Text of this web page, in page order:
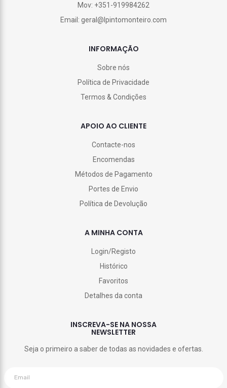
Mov: +351-919984262
Email: geral@lpintomonteiro.com
INFORMAÇÃO
Sobre nós
Política de Privacidade
Termos & Condições
APOIO AO CLIENTE
Contacte-nos
Encomendas
Métodos de Pagamento
Portes de Envio
Política de Devolução
A MINHA CONTA
Login/Registo
Histórico
Favoritos
Detalhes da conta
INSCREVA-SE NA NOSSA
NEWSLETTER
Seja o primeiro a saber de todas as novidades e ofertas.